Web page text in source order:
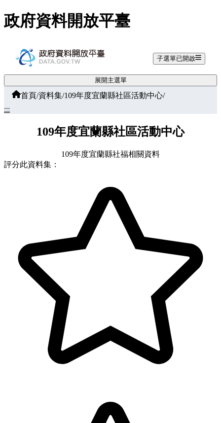
跳至主要內容
政府資料開放平臺
子選單已開啟
展開主選單
首頁/資料集/109年度宜蘭縣社區活動中心/
:::
109年度宜蘭縣社區活動中心
109年度宜蘭縣社福相關資料
評分此資料集：